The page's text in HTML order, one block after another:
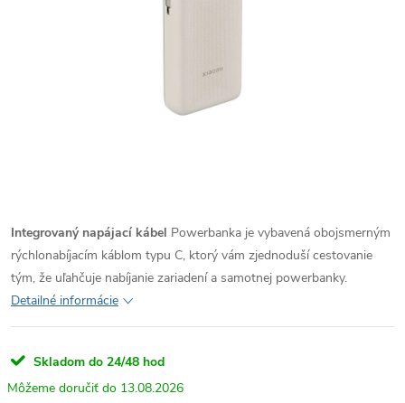
Integrovaný napájací kábel Powerbanka je vybavená obojsmerným
rýchlonabíjacím káblom typu C, ktorý vám zjednoduší cestovanie
tým, že uľahčuje nabíjanie zariadení a samotnej powerbanky.
Detailné informácie
Skladom do 24/48 hod
13.08.2026